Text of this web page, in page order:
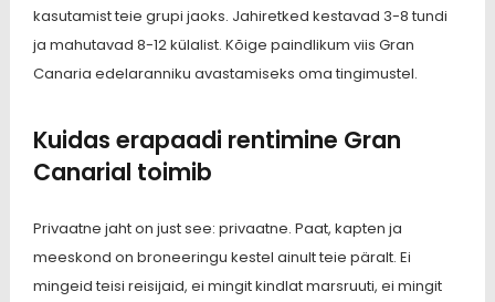
kasutamist teie grupi jaoks. Jahiretked kestavad 3-8 tundi
ja mahutavad 8-12 külalist. Kõige paindlikum viis Gran
Canaria edelaranniku avastamiseks oma tingimustel.
Kuidas erapaadi rentimine Gran
Canarial toimib
Privaatne jaht on just see: privaatne. Paat, kapten ja
meeskond on broneeringu kestel ainult teie päralt. Ei
mingeid teisi reisijaid, ei mingit kindlat marsruuti, ei mingit